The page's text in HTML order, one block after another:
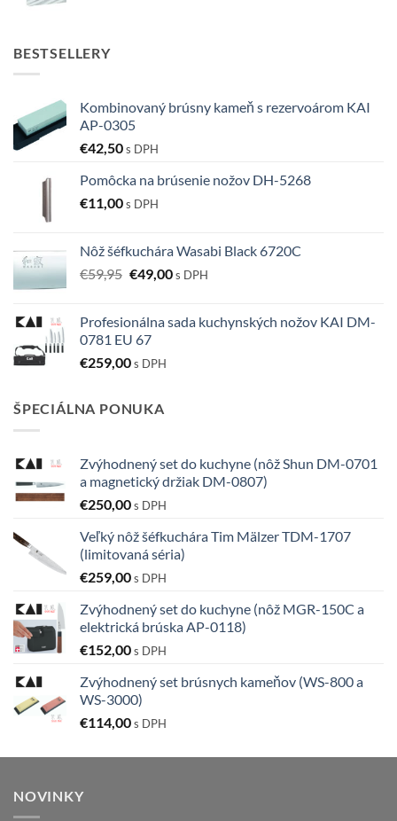
BESTSELLERY
Kombinovaný brúsny kameň s rezervoárom KAI
AP-0305
€42,50s DPH
Pomôcka na brúsenie nožov DH-5268
€11,00s DPH
Nôž šéfkuchára Wasabi Black 6720C
€59,95 Pôvodná
€59,95.
€49,00Aktuálna
€49,00.
s DPH
Profesionálna sada kuchynských nožov KAI DM-
0781 EU 67
€259,00s DPH
ŠPECIÁLNA PONUKA
Zvýhodnený set do kuchyne (nôž Shun DM-0701
a magnetický držiak DM-0807)
€250,00s DPH
Veľký nôž šéfkuchára Tim Mälzer TDM-1707
(limitovaná séria)
€259,00s DPH
Zvýhodnený set do kuchyne (nôž MGR-150C a
elektrická brúska AP-0118)
€152,00s DPH
Zvýhodnený set brúsnych kameňov (WS-800 a
WS-3000)
€114,00s DPH
NOVINKY